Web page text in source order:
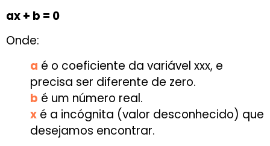
ax + b = 0
Onde:
a é o coeficiente da variável xxx, e
precisa ser diferente de zero.
b é um número real.
x é a incógnita (valor desconhecido) que
desejamos encontrar.